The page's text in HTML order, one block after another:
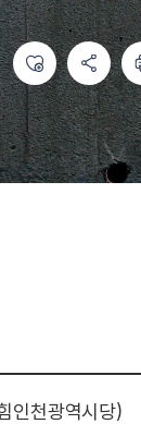
인천광역시당)